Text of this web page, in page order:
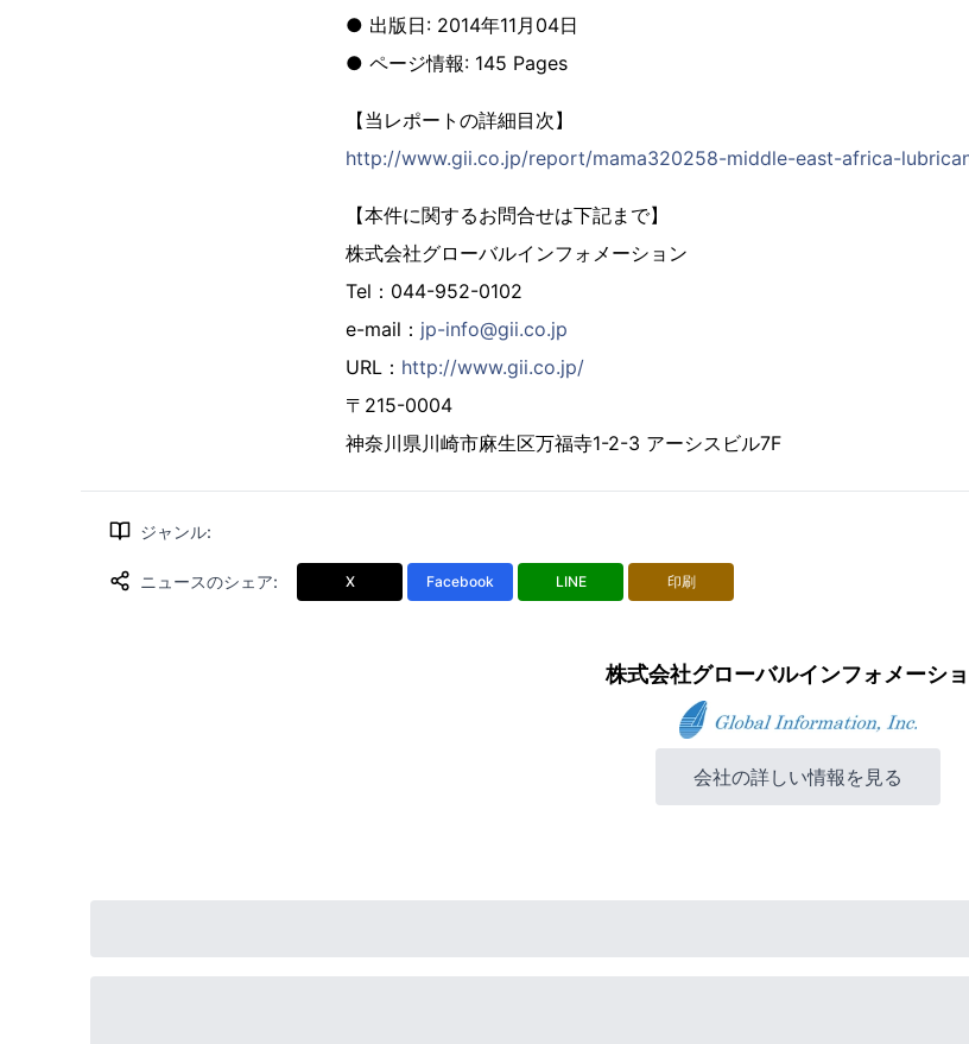
● 出版日: 2014年11月04日
● ページ情報: 145 Pages
【当レポートの詳細目次】
http://www.gii.co.jp/report/mama320258-middle-east-africa-
【本件に関するお問合せは下記まで】
株式会社グローバルインフォメーション
Tel：044-952-0102
e-mail： jp-info@gii.co.jp
URL： http://www.gii.co.jp/
〒215-0004
神奈川県川崎市麻生区万福寺1-2-3 アーシスビル7F
ジャンル:
ニュースのシェア: X Facebook LINE 印刷
株式会社グローバルインフォメーシ
会社の詳しい情報を見る